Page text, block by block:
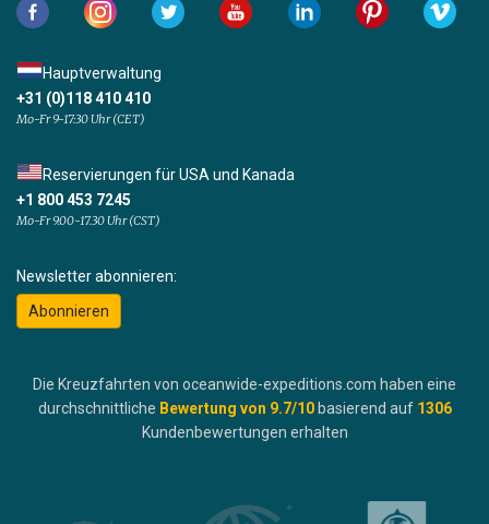
Hauptverwaltung
+31 (0)118 410 410
Mo-Fr 9-17:30 Uhr (CET)
Reservierungen für USA und Kanada
+1 800 453 7245
Mo-Fr 9.00-17.30 Uhr (CST)
Newsletter abonnieren:
Abonnieren
Die Kreuzfahrten von oceanwide-expeditions.com haben eine
durchschnittliche Bewertung von 9.7/10 basierend auf 1306
Kundenbewertungen erhalten